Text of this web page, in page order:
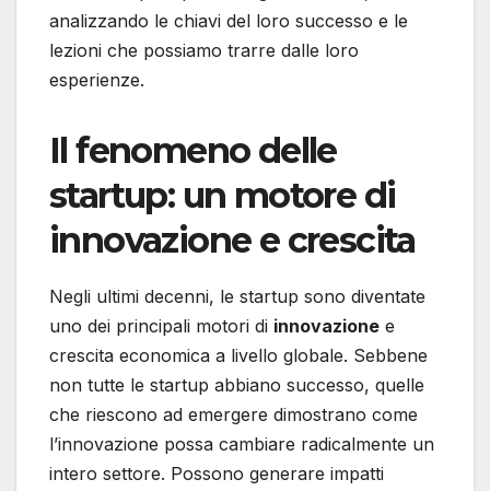
analizzando le chiavi del loro successo e le
lezioni che possiamo trarre dalle loro
esperienze.
Il fenomeno delle
startup: un motore di
innovazione e crescita
Negli ultimi decenni, le startup sono diventate
uno dei principali motori di innovazione e
crescita economica a livello globale. Sebbene
non tutte le startup abbiano successo, quelle
che riescono ad emergere dimostrano come
l’innovazione possa cambiare radicalmente un
intero settore. Possono generare impatti